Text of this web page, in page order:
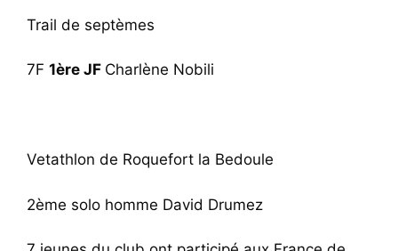
Trail de septèmes
7F 1ère JF Charlène Nobili
Vetathlon de Roquefort la Bedoule
2ème solo homme David Drumez